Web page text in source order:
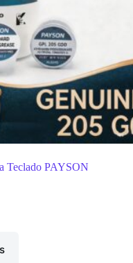
Teclado PAYSON